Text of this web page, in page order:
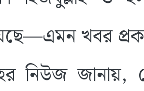
খবর
নিউজ জানায়,